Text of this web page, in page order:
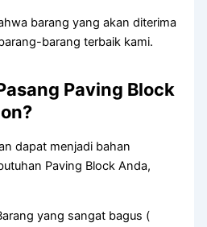
barang yang akan diterima
barang terbaik kami.
Paving Block
dapat menjadi bahan
Paving Block Anda,
yang sangat bagus (